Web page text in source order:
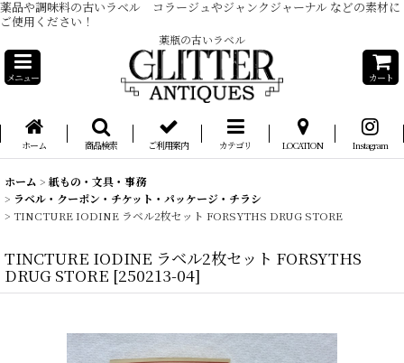
薬品や調味料の古いラベル コラージュやジャンクジャーナル などの素材に
ご使用ください！
薬瓶の古いラベル
メニュー カート
ホーム 商品検索 ご利用案内 カテゴリ LOCATION Instagram
ホーム > 紙もの・文具・事務
> ラベル・クーポン・チケット・パッケージ・チラシ
> TINCTURE IODINE ラベル2枚セット FORSYTHS DRUG STORE
TINCTURE IODINE ラベル2枚セット FORSYTHS
DRUG STORE [250213-04]